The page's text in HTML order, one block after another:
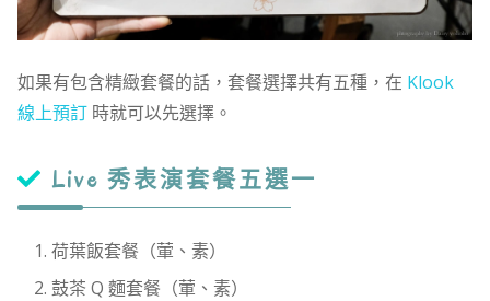
如果有包含精緻套餐的話，套餐選擇共有五種，在 Klook
線上預訂時就可以先選擇。
Live 秀表演套餐五選一
荷葉飯套餐（葷、素）
鼓茶 Q 麵套餐（葷、素）